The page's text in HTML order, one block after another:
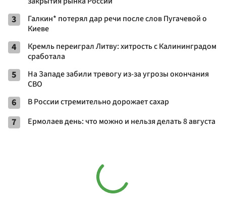
3
Галкин* потерял дар речи после слов Пугачевой о
Киеве
4
Кремль переиграл Литву: хитрость с Калининградом
сработала
5
На Западе забили тревогу из-за угрозы окончания
СВО
6 В России стремительно дорожает сахар
7 Ермолаев день: что можно и нельзя делать 8 августа